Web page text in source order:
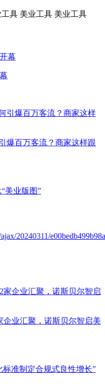
工具 美业工具 美业工具
爆百万客流？商家这样跟
美业版图”
企业汇聚，诺斯贝尔智启美